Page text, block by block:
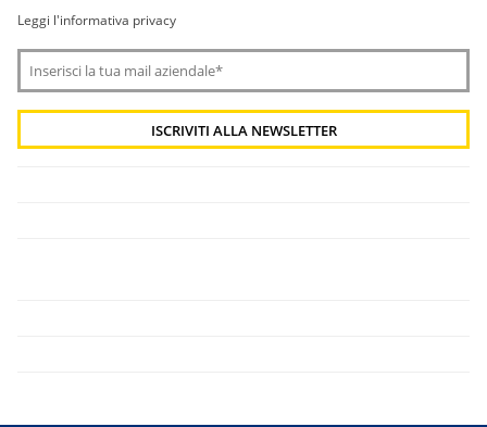
Leggi l'informativa privacy